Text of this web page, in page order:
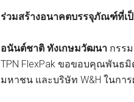
ร่วมสร้างอนาคตบรรจุภัณฑ์ที่เ
อนันต์ชาติ ทังเกษมวัฒนา กรร
TPN FlexPak ขอขอบคุณพันธ
มหาชน และบริษัท W&H ในก